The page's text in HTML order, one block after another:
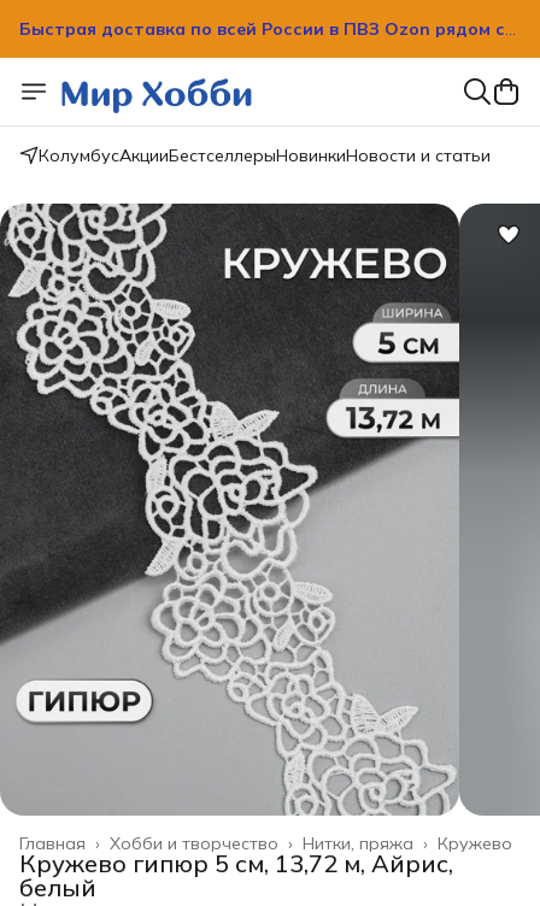
КолумбусАкцииБестселлерыНовинкиНовости и статьи
Кружево
Нитки, пряжа ›
Хобби и творчество ›
Главная ›
Кружево гипюр 5 см, 13,72 м, Айрис,
белый